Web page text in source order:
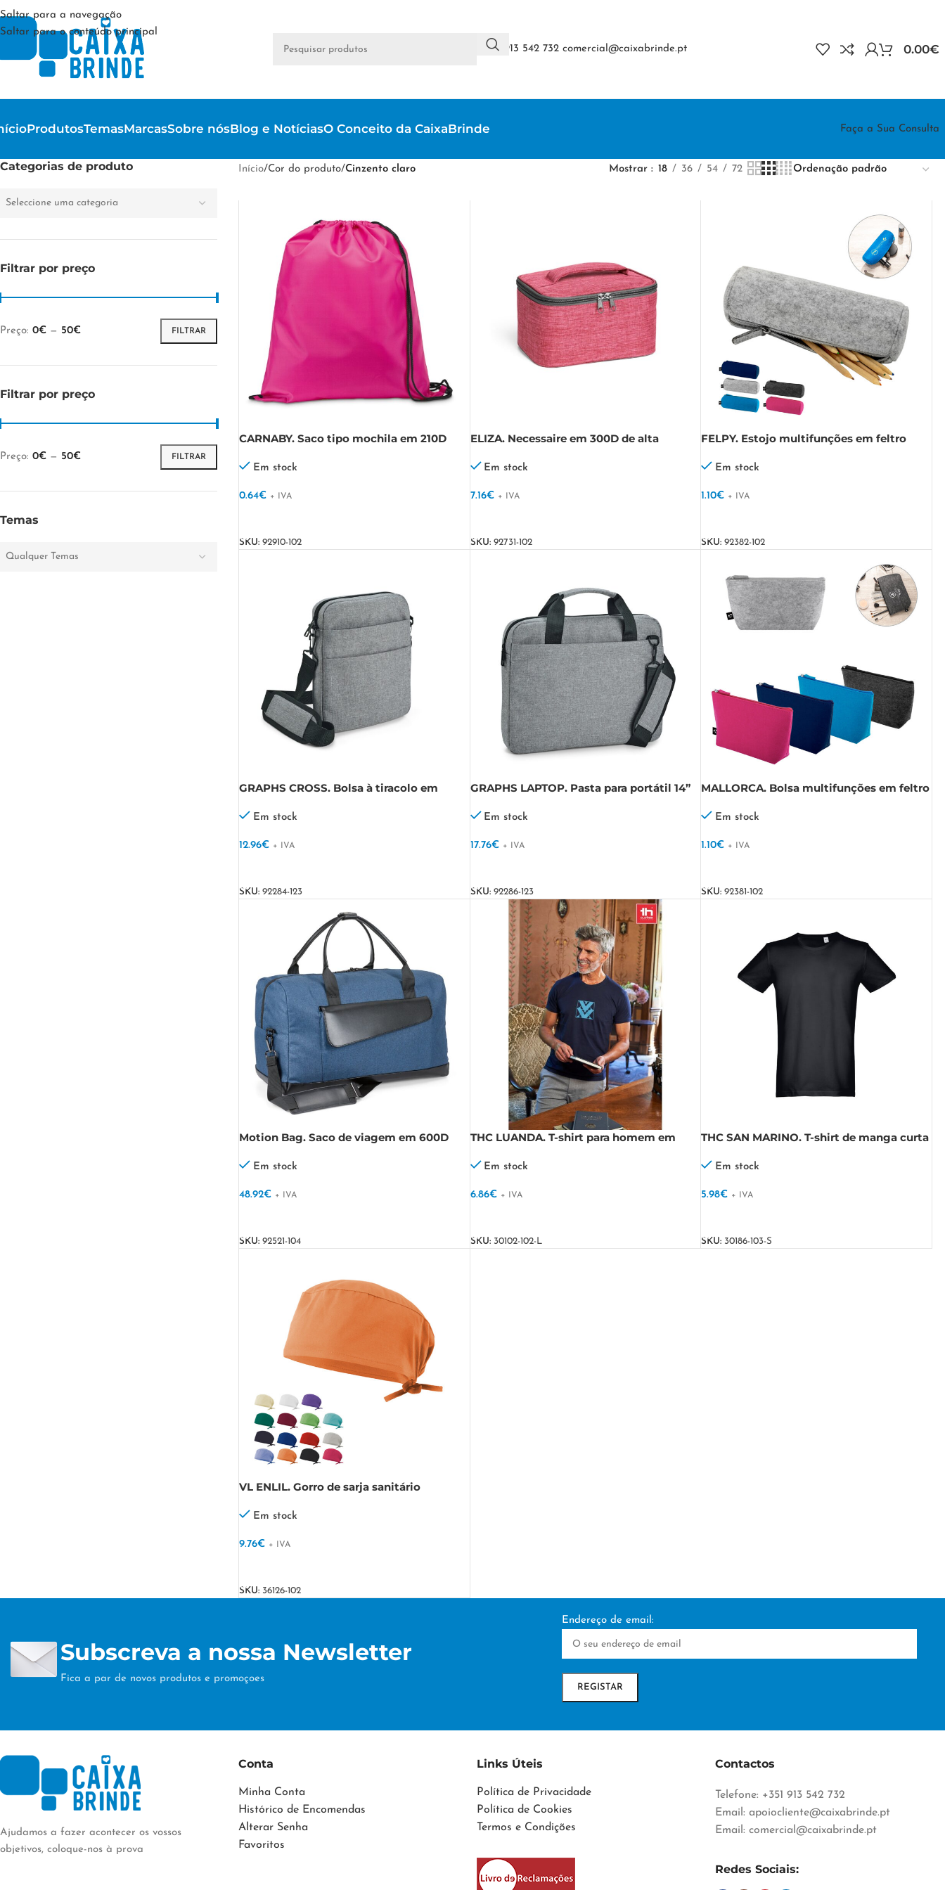
Saltar para a navegação
Saltar para o conteúdo principal
+351 913 542 732 comercial@caixabrinde.pt 0.00€
ProdutosTemasMarcasSobre nósBlog e NotíciasO Conceito da CaixaBrinde Faça a Sua Consulta
Categorias de produto
Seleccione uma categoria
Filtrar por preço
FILTRAR
Preço: 0€ — 50€
Filtrar por preço
FILTRAR
Preço: 0€ — 50€
Temas
Qualquer Temas
Início/Cor do produto/Cinzento claro Mostrar 18 36 54 72
CARNABY. Saco tipo mochila em 210D
Em stock
0.64€ + IVA
SKU: 92910-102
ELIZA. Necessaire em 300D de alta
Em stock
7.16€ + IVA
SKU: 92731-102
FELPY. Estojo multifunções em feltro
Em stock
1.10€ + IVA
SKU:92382-102
GRAPHS CROSS. Bolsa à tiracolo em
Em stock
12.96€ + IVA
SKU: 92284-123
GRAPHS LAPTOP. Pasta para portátil 14”
Em stock
17.76€ + IVA
SKU: 92286-123
MALLORCA. Bolsa multifunções em feltro
Em stock
1.10€ + IVA
SKU:92381-102
Motion Bag. Saco de viagem em 600D
Em stock
48.92€ + IVA
SKU: 92521-104
THC LUANDA. T-shirt para homem em
Em stock
6.86€ + IVA
SKU: 30102-102-L
THC SAN MARINO. T-shirt de manga curta
Em stock
5.98€ + IVA
SKU: 30186-103-S
VL ENLIL. Gorro de sarja sanitário
(65%)Em stock
9.76€ + IVA
SKU: 36126-102
Subscreva a nossa Newsletter
Fica a par de novos produtos e promoçoes
Endereço de email:
Ajudamos a fazer acontecer os vossos
objetivos, coloque-nos à prova
Conta
Minha Conta
Histórico de Encomendas
Alterar Senha
Favoritos
Links Úteis
Política de Privacidade
Política de Cookies
Termos e Condições
Contactos
Telefone: +351 913 542 732
Email: apoiocliente@caixabrinde.pt
Email: comercial@caixabrinde.pt
Redes Sociais: